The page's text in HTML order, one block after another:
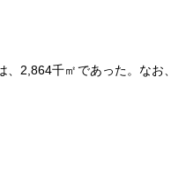
2,864千㎡であった。なお